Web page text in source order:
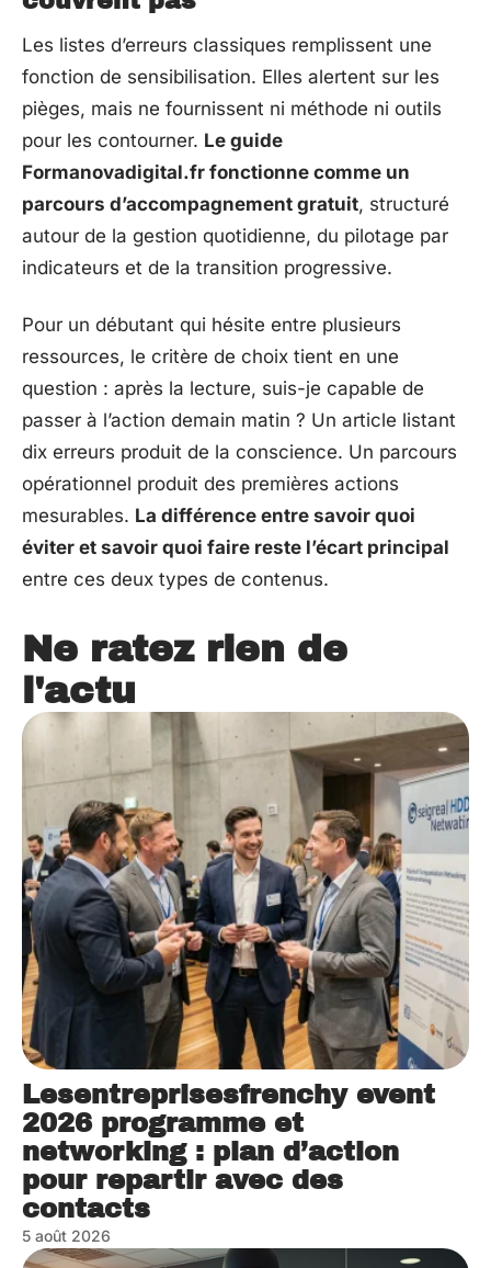
Les listes d’erreurs classiques remplissent une
fonction de sensibilisation. Elles alertent sur les
pièges, mais ne fournissent ni méthode ni outils
pour les contourner. Le guide
Formanovadigital.fr fonctionne comme un
parcours d’accompagnement gratuit, structuré
autour de la gestion quotidienne, du pilotage par
indicateurs et de la transition progressive.
Pour un débutant qui hésite entre plusieurs
ressources, le critère de choix tient en une
question : après la lecture, suis-je capable de
passer à l’action demain matin ? Un article listant
dix erreurs produit de la conscience. Un parcours
opérationnel produit des premières actions
mesurables. La différence entre savoir quoi
éviter et savoir quoi faire reste l’écart principal
entre ces deux types de contenus.
Ne ratez rien de
l'actu
Lesentreprisesfrenchy event
2026 programme et
networking : plan d’action
pour repartir avec des
contacts
5 août 2026